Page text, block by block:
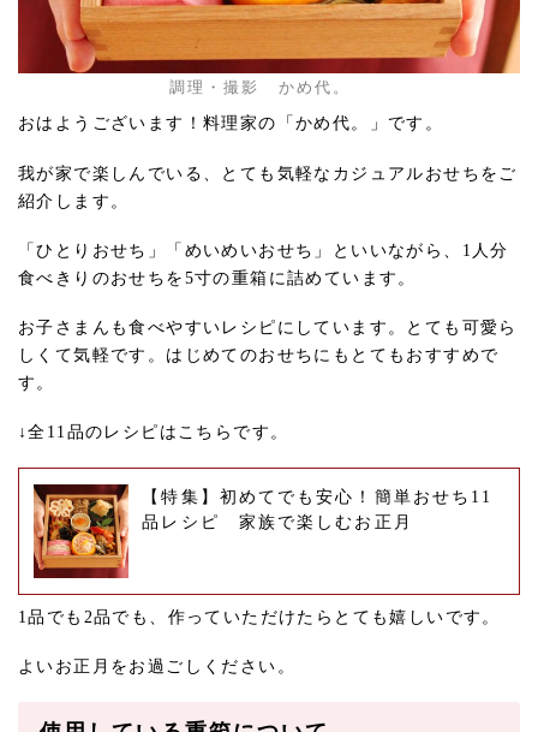
調理・撮影 かめ代。
おはようございます！料理家の「かめ代。」です。
我が家で楽しんでいる、とても気軽なカジュアルおせちをご
紹介します。
「ひとりおせち」「めいめいおせち」といいながら、1人分
食べきりのおせちを5寸の重箱に詰めています。
お子さまんも食べやすいレシピにしています。とても可愛ら
しくて気軽です。はじめてのおせちにもとてもおすすめで
す。
↓全11品のレシピはこちらです。
【特集】初めてでも安心！簡単おせち11
品レシピ 家族で楽しむお正月
1品でも2品でも、作っていただけたらとても嬉しいです。
よいお正月をお過ごしください。